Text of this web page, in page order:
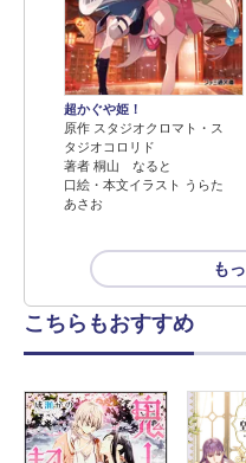
超かぐや姫！
原作 スタジオクロマト・ス
タジオコロリド
著者 桐山 なると
口絵・本文イラスト うらた
あさお
も
こちらもおすすめ